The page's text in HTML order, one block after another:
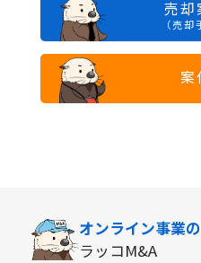
売却
（売却
案
オンライン事業の
ラッコM&A